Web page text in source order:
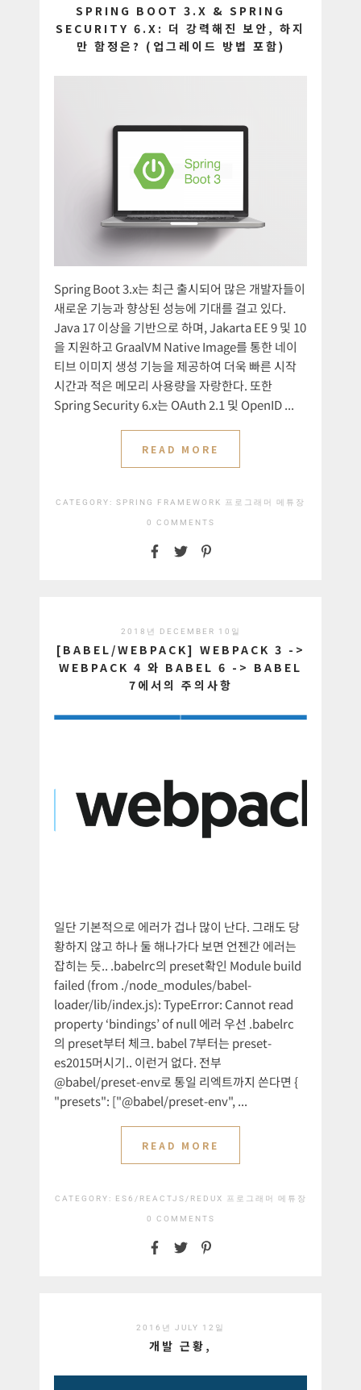
SPRING BOOT 3.X & SPRING
SECURITY 6.X: 더 강력해진 보안, 하지
만 함정은? (업그레이드 방법 포함)
Spring Boot 3.x는 최근 출시되어 많은 개발자들이
새로운 기능과 향상된 성능에 기대를 걸고 있다.
Java 17 이상을 기반으로 하며, Jakarta EE 9 및 10
을 지원하고 GraalVM Native Image를 통한 네이
티브 이미지 생성 기능을 제공하여 더욱 빠른 시작
시간과 적은 메모리 사용량을 자랑한다. 또한
Spring Security 6.x는 OAuth 2.1 및 OpenID ...
READ MORE
CATEGORY: SPRING FRAMEWORK 프로그래머 메튜장
0 COMMENTS
2018년 DECEMBER 10일
[BABEL/WEBPACK] WEBPACK 3 ->
WEBPACK 4 와 BABEL 6 -> BABEL
7에서의 주의사항
일단 기본적으로 에러가 겁나 많이 난다. 그래도 당
황하지 않고 하나 둘 해나가다 보면 언젠간 에러는
잡히는 듯.. .babelrc의 preset확인 Module build
failed (from ./node_modules/babel-
loader/lib/index.js): TypeError: Cannot read
property ‘bindings’ of null 에러 우선 .babelrc
의 preset부터 체크. babel 7부터는 preset-
es2015머시기.. 이런거 없다. 전부
@babel/preset-env로 통일 리엑트까지 쓴다면 {
"presets": ["@babel/preset-env", ...
READ MORE
CATEGORY: ES6/REACTJS/REDUX 프로그래머 메튜장
0 COMMENTS
2016년 JULY 12일
개발 근황,